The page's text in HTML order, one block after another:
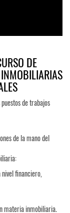
DE
de trabajos
de la mano del
financiero,
materia inmobiliaria.